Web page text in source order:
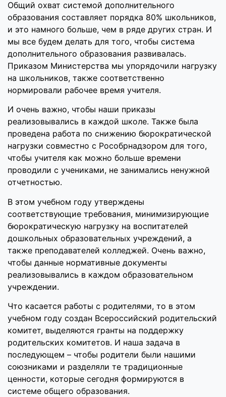
Общий охват системой дополнительного
образования составляет порядка 80% школьников,
и это намного больше, чем в ряде других стран. И
мы все будем делать для того, чтобы система
дополнительного образования развивалась.
Приказом Министерства мы упорядочили нагрузку
на школьников, также соответственно
нормировали рабочее время учителя.
И очень важно, чтобы наши приказы
реализовывались в каждой школе. Также была
проведена работа по снижению бюрократической
нагрузки совместно с Рособрнадзором для того,
чтобы учителя как можно больше времени
проводили с учениками, не занимались ненужной
отчетностью.
В этом учебном году утверждены
соответствующие требования, минимизирующие
бюрократическую нагрузку на воспитателей
дошкольных образовательных учреждений, а
также преподавателей колледжей. Очень важно,
чтобы данные нормативные документы
реализовывались в каждом образовательном
учреждении.
Что касается работы с родителями, то в этом
учебном году создан Всероссийский родительский
комитет, выделяются гранты на поддержку
родительских комитетов. И наша задача в
последующем – чтобы родители были нашими
союзниками и разделяли те традиционные
ценности, которые сегодня формируются в
системе общего образования.